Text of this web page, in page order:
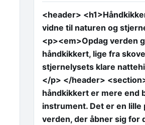
<header>
vidne til naturen og
<p><em>Opdag verden
håndkikkert, lige fra
stjernelysets klare
</p> </header>
håndkikkert er mere end
instrument. Det er en
verden, der åbner sig for